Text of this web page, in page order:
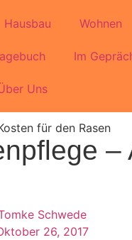
Hausbau Wohnen
Im
Uns
für den Rasen
Schwede
26, 2017